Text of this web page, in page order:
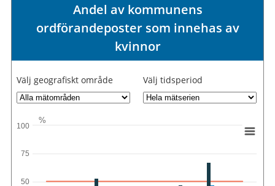
Andel av kommunens
ordförandeposter som innehas av
kvinnor
Välj geografiskt område Välj tidsperiod
%
50
75
100